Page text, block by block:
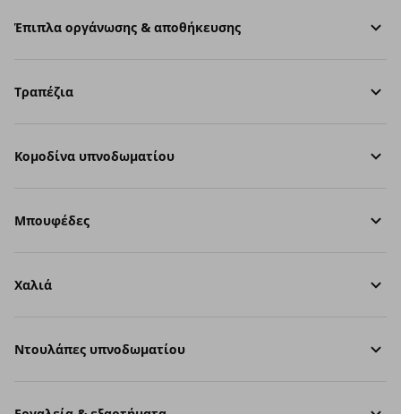
Έπιπλα οργάνωσης & αποθήκευσης
Τραπέζια
Κομοδίνα υπνοδωματίου
Μπουφέδες
Χαλιά
Ντουλάπες υπνοδωματίου